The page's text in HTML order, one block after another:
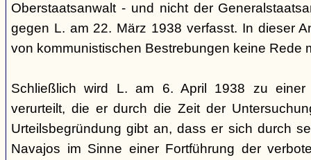
Oberstaatsanwalt - und nicht der
gegen L. am 22. März 1938 verfasst. In dieser
von kommunistischen Bestrebungen keine Rede
Schließlich wird L. am 6. April 1938 zu einer
verurteilt, die er durch die Zeit der
Urteilsbegründung gibt an, dass er sich durch
Navajos im Sinne einer Fortführung der